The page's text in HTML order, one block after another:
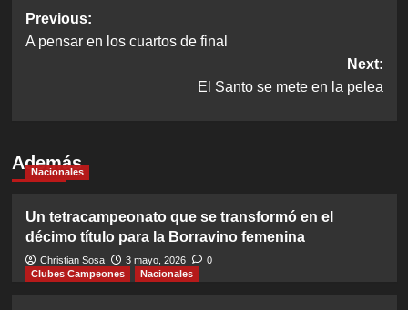
Post
navigation
Previous:
A pensar en los cuartos de final
Next:
El Santo se mete en la pelea
Además
Nacionales
Un tetracampeonato que se transformó en el
décimo título para la Borravino femenina
Christian Sosa 3 mayo, 2026
0
Clubes Campeones
Nacionales